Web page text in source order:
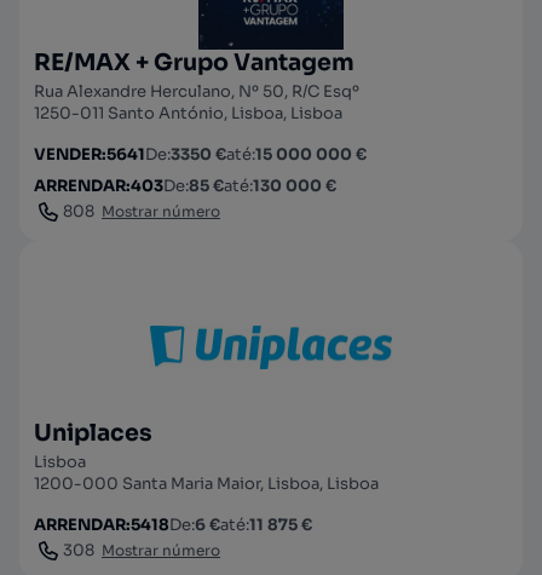
RE/MAX + Grupo Vantagem
Rua Alexandre Herculano, Nº 50, R/C Esqº
1250-011 Santo António, Lisboa, Lisboa
VENDER:5641De:3350 €até:15 000 000 €
ARRENDAR:403De:85 €até:130 000 €
808 Mostrar número
Uniplaces
Lisboa
1200-000 Santa Maria Maior, Lisboa, Lisboa
ARRENDAR:5418De:6 €até:11 875 €
308 Mostrar número